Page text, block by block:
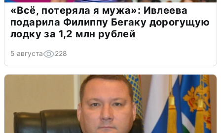
«Всё, потеряла я мужа»: Ивлеева
подарила Филиппу Бегаку дорогущую
лодку за 1,2 млн рублей
5 августа 228